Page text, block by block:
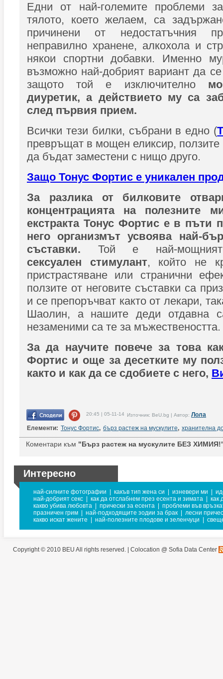
Едни от най-големите проблеми
тялото, което желаем, са
причинени от недостатъчния
неправилно хранене, алкохола и
някои спортни добавки. Именно
възможно най-добрият вариант да
защото той е изключително
диуретик, а действието му са
след първия прием.
Всички тези билки, събрани в едно (
превръщат в мощен еликсир, ползите
да бъдат заместени с нищо друго.
Защо Тонус Фортис е уникален
За разлика от билковите
концентрацията на полезните
екстракта Тонус Фортис е в пъти
него организмът усвоява най-
съставки. Той е най-мощният
сексуален стимулант, който не
пристрастяване или странични
ползите от неговите съставки са
и се препоръчват както от лекари,
Шаолин, а нашите деди отдавна
незаменими са те за мъжествеността.
За да научите повече за това
Фортис и още за десетките му
както и как да се сдобиете с него,
20:45 | 05-11-14 Източник: BeU.bg | Автор: Лола
Елементи: Тонус Фортис, бърз растеж на мускулите, хранителна
Коментари към "Бърз растеж на мускулите БЕЗ
Интересно
най-силните фотографии какъв тип жена си изневери ми
най-добрият секс
как да отслабнем през есента и зимата
как
какво убива любовта
прически за есента
проблеми във
празничен грим
най-подходящите зодии за брак
лесни
какво искат жените
най-полезните плодове и зеленчуци
Copyright © 2010 BEU All rights reserved. | Colocation @ Sofia Data Center